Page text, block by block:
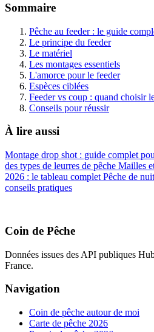
Sommaire
Pêche au feeder : le guide
Le principe du feeder
Le matériel
Les montages essentiels
L'amorce pour le feeder
Espèces ciblées
Feeder vs coup : quand choisir
Conseils pour réussir
À lire aussi
Montage drop shot : guide complet
des types de leurres de pêche Mailles
2026 : le tableau complet Pêche de
conseils pratiques
Coin de Pêche
Données issues des API publiques
France.
Navigation
Coin de pêche autour de moi
Carte de pêche 2026